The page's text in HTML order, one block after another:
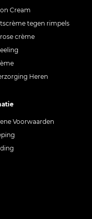
Cream
tegen rimpels
crème
Heren
Voorwaarden